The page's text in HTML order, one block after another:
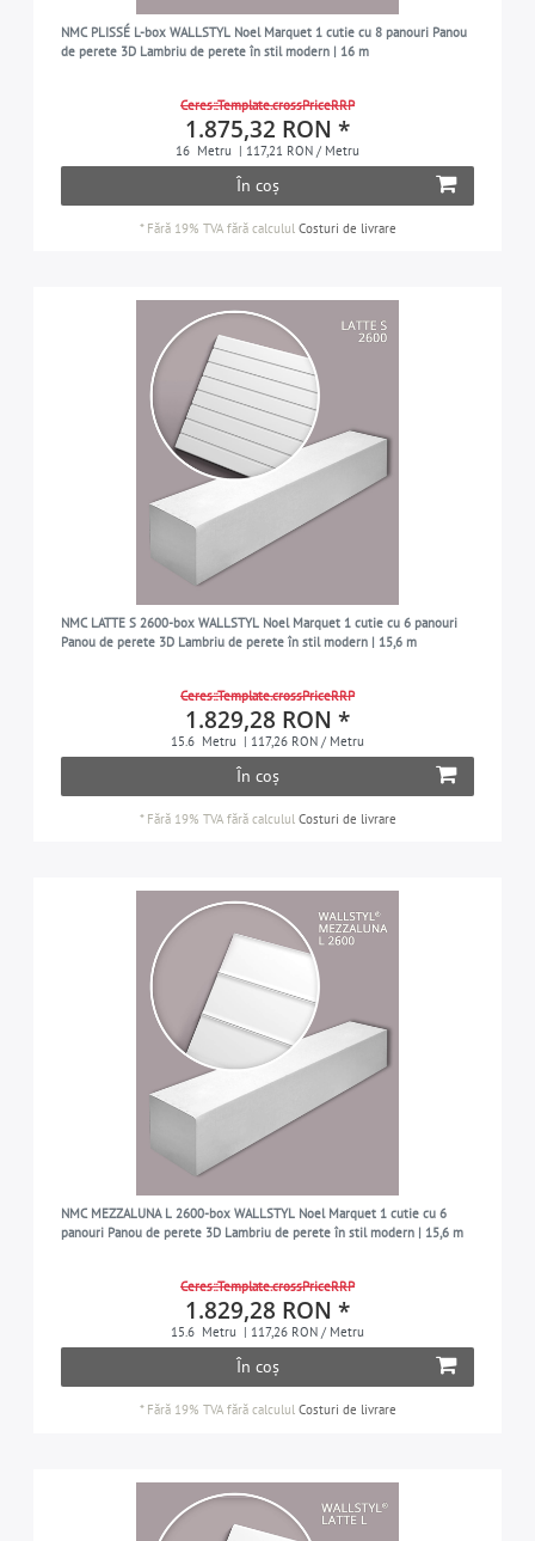
NMC PLISSÉ L-box WALLSTYL Noel Marquet 1 cutie cu 8 panouri Panou
de perete 3D Lambriu de perete în stil modern | 16 m
Ceres::Template.crossPriceRRP
1.875,32 RON *
16 Metru | 117,21 RON / Metru
În coș
* Fără 19% TVAfără calculul Costuri de livrare
NMC LATTE S 2600-box WALLSTYL Noel Marquet 1 cutie cu 6 panouri
Panou de perete 3D Lambriu de perete în stil modern | 15,6 m
Ceres::Template.crossPriceRRP
1.829,28 RON *
15.6 Metru | 117,26 RON / Metru
În coș
* Fără 19% TVAfără calculul Costuri de livrare
NMC MEZZALUNA L 2600-box WALLSTYL Noel Marquet 1 cutie cu 6
panouri Panou de perete 3D Lambriu de perete în stil modern | 15,6 m
Ceres::Template.crossPriceRRP
1.829,28 RON *
15.6 Metru | 117,26 RON / Metru
În coș
* Fără 19% TVAfără calculul Costuri de livrare